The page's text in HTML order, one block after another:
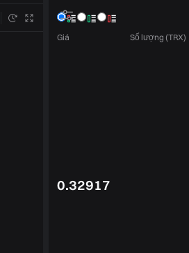
Giá
Số lượng (TRX)
0.32917